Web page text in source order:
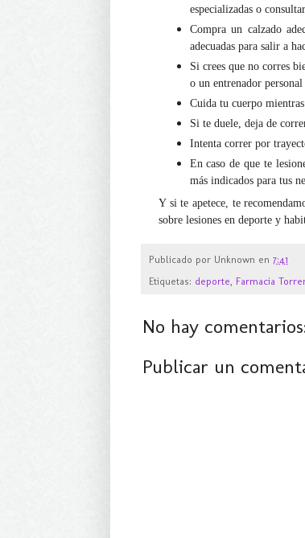
especializadas o
Compra un calzado
adecuadas para salir a
Si crees que no corres
o un entrenador
Cuida tu cuerpo
Si te duele, deja de
Intenta correr por
En caso de que te
más indicados para tus
Y si te apetece, te
sobre lesiones en deporte y
Publicado por Unknown en 7:41
Etiquetas: deporte, Farmacia
No hay
Publicar un